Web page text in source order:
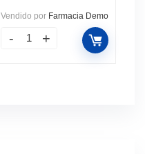
Vendido por Farmacia Demo